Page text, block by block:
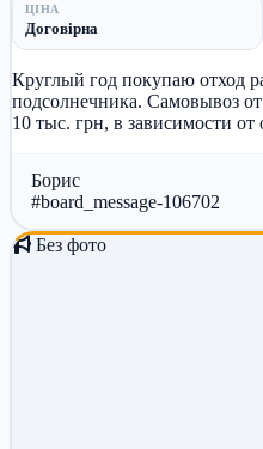
ЦІНА
Договірна
Круглый год покупаю отход
подсолнечника. Самовывоз
10 тыс. грн, в зависимости
Борис
#board_message-106702
Без фото